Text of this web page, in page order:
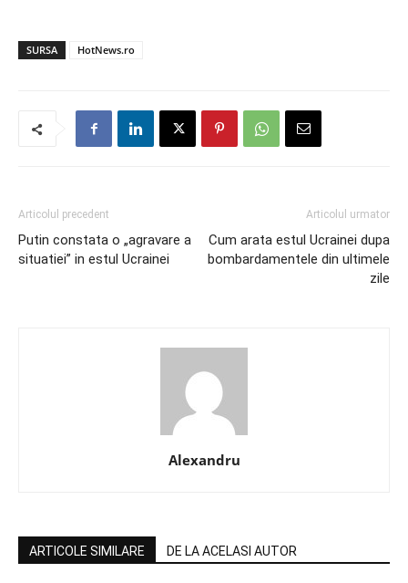
SURSA HotNews.ro
Articolul precedent
Putin constata o „agravare a
situatiei” in estul Ucrainei
Articolul urmator
Cum arata estul Ucrainei dupa
bombardamentele din ultimele
zile
Alexandru
ARTICOLE SIMILARE DE LA ACELASI AUTOR